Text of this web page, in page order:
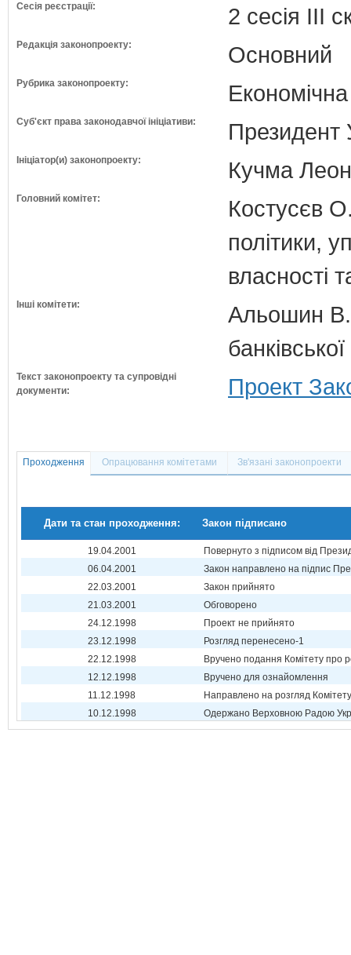
Сесія реєстрації: 2 сесія III
Редакція законопроекту: Основний
Рубрика законопроекту:
Суб'єкт права законодавчої ініціативи: Президент
Ініціатор(и) законопроекту: Кучма
Головний комітет:
Костусєв
політики,
власності
Інші комітети:
Альошин
Текст законопроекту та супровідні
документи:
Проект
Проходження Опрацювання комітетами Зв'язані законопроекти
Дати та стан проходження: Закон підписано
19.04.2001
Повернуто з підписом від
06.04.2001
Закон направлено на підпис
22.03.2001
Закон прийнято
21.03.2001
Обговорено
24.12.1998
Проект не прийнято
23.12.1998
Розгляд перенесено-1
22.12.1998
Вручено подання Комітету про
12.12.1998
Вручено для ознайомлення
11.12.1998
Направлено на розгляд Комітету
10.12.1998
Одержано Верховною Радою